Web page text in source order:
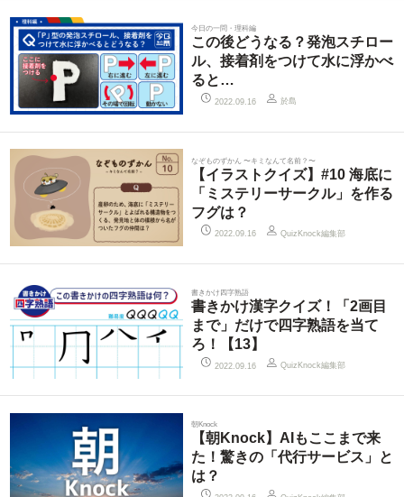
今日の一問・理科編
この後どうなる？発泡スチロー
ル、接着剤をつけて水に浮かべ
ると…
2022.09.16 於島
なぞものずかん 〜キミなんて名前？〜
【イラストクイズ】#10 海底に
「ミステリーサークル」を作る
フグは？
2022.09.16 QuizKnock編集部
書きかけ四字熟語
書きかけ漢字クイズ！「2画目
まで」だけで四字熟語を当て
ろ！【13】
2022.09.16 QuizKnock編集部
朝Knock
【朝Knock】AIもここまで来
た！驚きの「代行サービス」と
は？